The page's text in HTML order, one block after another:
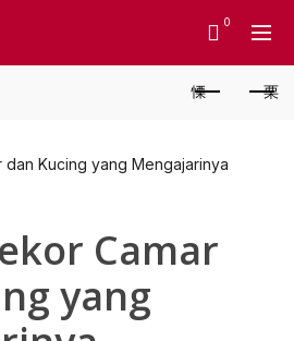
0
Camar
yang